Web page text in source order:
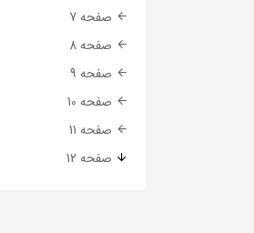
صفحه 7
صفحه 8
صفحه 9
صفحه 10
صفحه 11
صفحه 12